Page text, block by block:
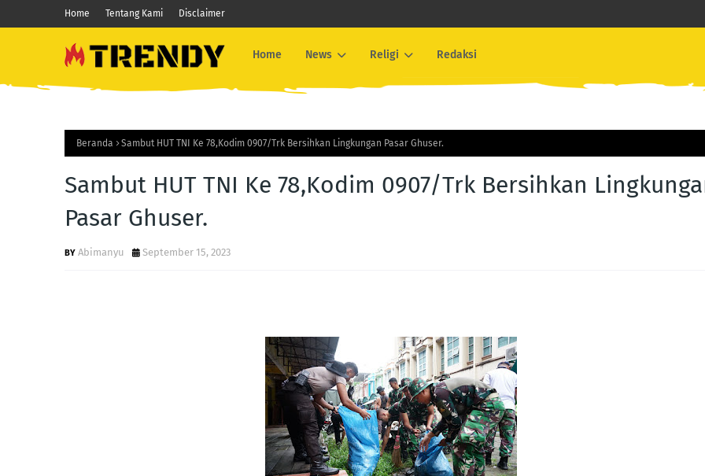
Home Tentang Kami Disclaimer
Home News Religi Redaksi
Beranda Sambut HUT TNI Ke 78,Kodim 0907/Trk Bersihkan Lingkungan Pasar Ghuser.
Sambut HUT TNI Ke 78,Kodim 0907/Trk Bersihkan
Pasar Ghuser.
Abimanyu September 15, 2023